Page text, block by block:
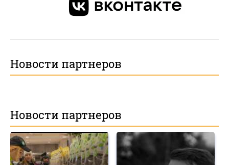
Новости партнеров
Новости партнеров